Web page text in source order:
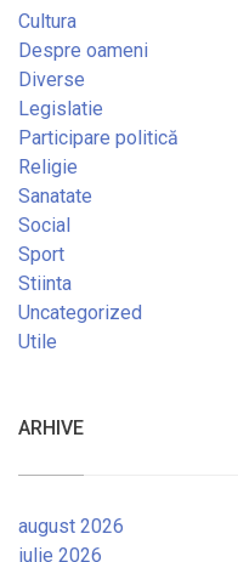
Cultura
Despre oameni
Diverse
Legislatie
Participare politică
Religie
Sanatate
Social
Sport
Stiinta
Uncategorized
Utile
ARHIVE
august 2026
iulie 2026